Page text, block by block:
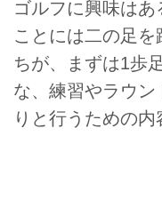
ゴルフに興味は
ことには二の足
ちが、まずは1歩
な、練習やラウ
りと行うための内